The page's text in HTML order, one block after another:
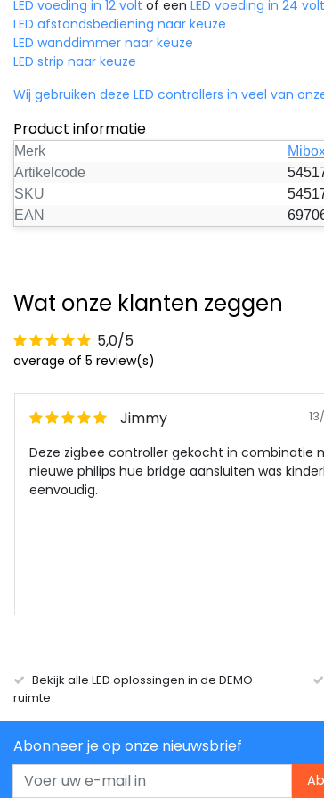
LED voeding in 12 volt of een LED voeding in 24 volt
LED afstandsbediening naar keuze
LED wanddimmer naar keuze
LED strip naar keuze
Wij gebruiken deze LED controllers in veel van
Product informatie
Merk
Artikelcode
SKU
EAN
Wat onze klanten zeggen
5,0/5
average of 5 review(s)
Jimmy
Deze zigbee controller gekocht in combinatie
nieuwe philips hue bridge aansluiten was
eenvoudig.
Bekijk alle LED oplossingen in de DEMO-
ruimte
Abonneer je op onze nieuwsbrief